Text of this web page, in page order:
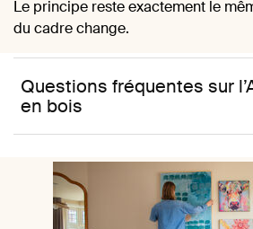
Le principe reste exactement le
du cadre change.
Questions fréquentes sur
en bois